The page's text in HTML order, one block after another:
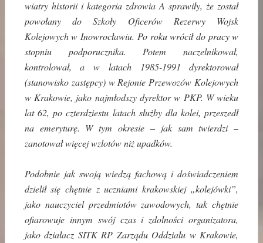
wiatry historii i kategoria zdrowia A sprawiły, że został
powołany do Szkoły Oficerów Rezerwy Wojsk
Kolejowych w Inowrocławiu. Po roku wrócił do pracy w
stopniu podporucznika. Potem naczelnikował,
kontrolował, a w latach 1985-1991 dyrektorował
(stanowisko zastępcy) w Rejonie Przewozów Kolejowych
w Krakowie, jako najmłodszy dyrektor w PKP. W wieku
lat 62, po czterdziestu latach służby dla kolei, przeszedł
na emeryturę. W tym okresie – jak sam twierdzi –
zanotował więcej wzlotów niż upadków.
Podobnie jak swoją wiedzą fachową i doświadczeniem
dzielił się chętnie z uczniami krakowskiej „kolejówki”,
jako nauczyciel przedmiotów zawodowych, tak chętnie
ofiarowuje innym swój czas i zdolności organizatora,
jako działacz SITK RP Zarządu Oddziału w Krakowie,